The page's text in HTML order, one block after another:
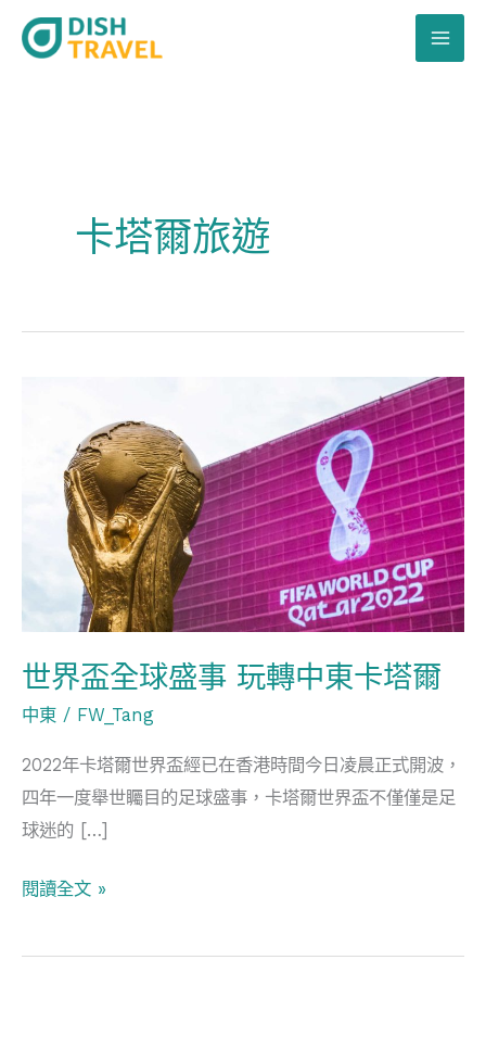
卡塔爾旅遊
世界盃全球盛事 玩轉中東卡塔爾
中東 / FW_Tang
2022年卡塔爾世界盃經已在香港時間今日凌晨正式開波，
四年一度舉世矚目的足球盛事，卡塔爾世界盃不僅僅是足
球迷的 […]
事
玩
中
東
閱讀全文 »